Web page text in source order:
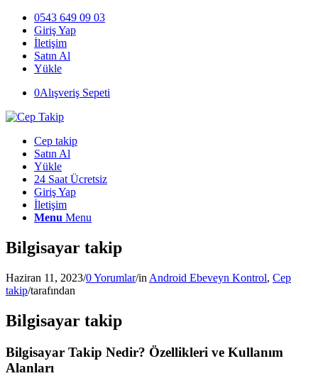
0543 649 09 03
Giriş Yap
İletişim
Satın Al
Yükle
0Alışveriş Sepeti
Cep takip
Satın Al
Yükle
24 Saat Ücretsiz
Giriş Yap
İletişim
Menu Menu
Bilgisayar takip
Haziran 11, 2023/0 Yorumlar/in Android Ebeveyn Kontrol, Cep
takip/tarafından
Bilgisayar takip
Bilgisayar Takip Nedir? Özellikleri ve Kullanım
Alanları